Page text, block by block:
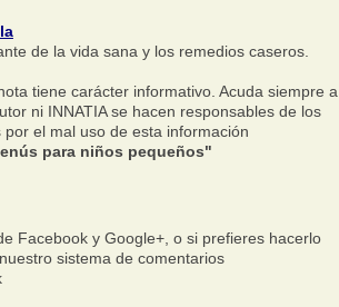
de la vida sana y los remedios caseros.
tiene carácter informativo. Acuda siempre a
ni INNATIA se hacen responsables de los
el mal uso de esta información
para niños pequeños"
Facebook y Google+, o si prefieres hacerlo
sistema de comentarios